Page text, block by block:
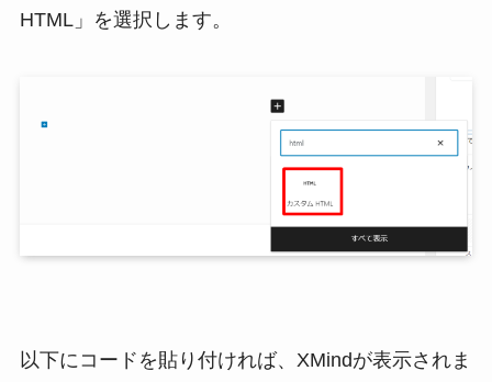
HTML」を選択します。
以下にコードを貼り付ければ、XMindが表示されま